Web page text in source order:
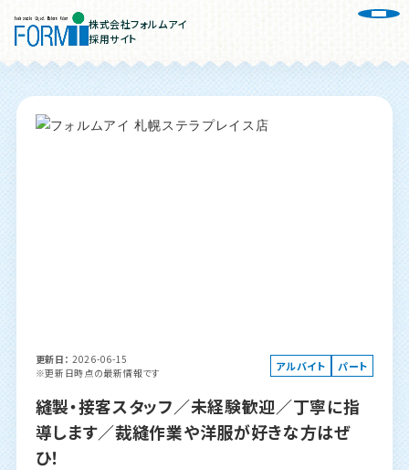
株式会社フォルムアイ
採用サイト
更新日
2026-06-15
※更新日時点の最新情報です
アルバイト パート
縫製・接客スタッフ／未経験歓迎／丁寧に指
導します／裁縫作業や洋服が好きな方はぜ
ひ！